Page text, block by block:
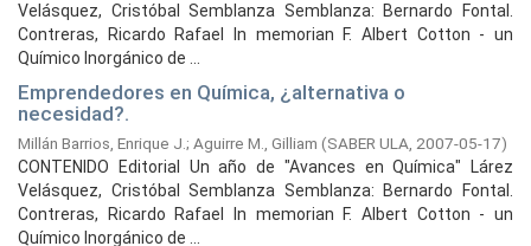
Velásquez, Cristóbal Semblanza Semblanza: Bernardo Fontal.
Contreras, Ricardo Rafael In memorian F. Albert Cotton - un
Químico Inorgánico de ...
Emprendedores en Química, ¿alternativa o
necesidad?.
Millán Barrios, Enrique J. ; Aguirre M., Gilliam (SABER ULA, 2007-05-17)
CONTENIDO Editorial Un año de "Avances en Química" Lárez
Velásquez, Cristóbal Semblanza Semblanza: Bernardo Fontal.
Contreras, Ricardo Rafael In memorian F. Albert Cotton - un
Químico Inorgánico de ...